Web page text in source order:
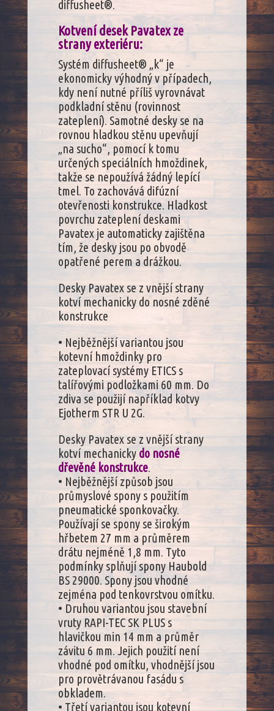
diffusheet®.
Kotvení desek Pavatex ze
strany exteriéru:
Systém diffusheet® „k“ je
ekonomicky výhodný v případech,
kdy není nutné příliš vyrovnávat
podkladní stěnu (rovinnost
zateplení). Samotné desky se na
rovnou hladkou stěnu upevňují
„na sucho“, pomocí k tomu
určených speciálních hmoždinek,
takže se nepoužívá žádný lepící
tmel. To zachovává difúzní
otevřenosti konstrukce. Hladkost
povrchu zateplení deskami
Pavatex je automaticky zajištěna
tím, že desky jsou po obvodě
opatřené perem a drážkou.
Desky Pavatex se z vnější strany
kotví mechanicky do nosné zděné
konstrukce
• Nejběžnější variantou jsou
kotevní hmoždinky pro
zateplovací systémy ETICS s
talířovými podložkami 60 mm. Do
zdiva se použijí například kotvy
Ejotherm STR U 2G.
Desky Pavatex se z vnější strany
kotví mechanickydo nosné
dřevěné konstrukce.
• Nejběžnější způsob jsou
průmyslové spony s použitím
pneumatické sponkovačky.
Používají se spony se širokým
hřbetem 27 mm a průměrem
drátu nejméně 1,8 mm. Tyto
podmínky splňují spony Haubold
BS 29000. Spony jsou vhodné
zejména pod tenkovrstvou omítku.
• Druhou variantou jsou stavební
vruty RAPI-TEC SK PLUS s
hlavičkou min 14 mm a průměr
závitu 6 mm. Jejich použití není
vhodné pod omítku, vhodnější jsou
pro provětrávanou fasádu s
obkladem.
• Třetí variantou jsou kotevní